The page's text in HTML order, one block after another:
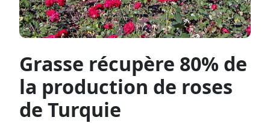
Grasse récupère 80% de
la production de roses
de Turquie